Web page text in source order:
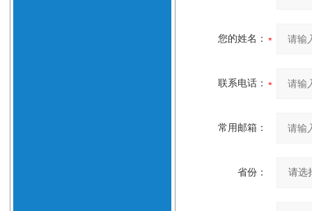
您的姓名：
联系电话：
常用邮箱：
省份：